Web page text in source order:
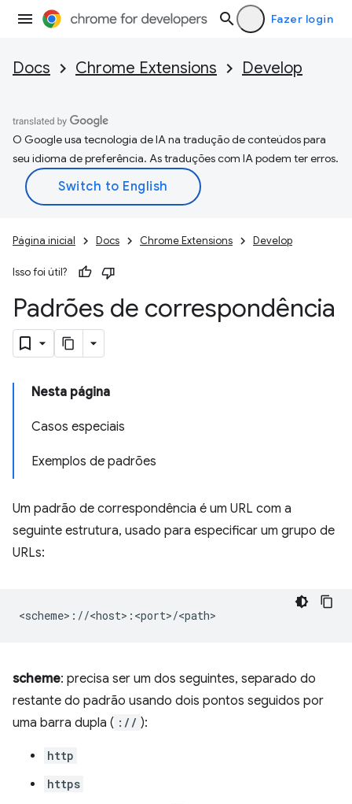
Fazer login
Docs Chrome Extensions Develop
O Google usa tecnologia de IA na tradução de conteúdos para
seu idioma de preferência. As traduções com IA podem ter erros.
Página inicial Docs Chrome Extensions Develop
Isso foi útil?
Padrões de correspondência
Nesta página
Casos especiais
Exemplos de padrões
Um padrão de correspondência é um URL com a
seguinte estrutura, usado para especificar um grupo de
URLs:
scheme: precisa ser um dos seguintes, separado do
restante do padrão usando dois pontos seguidos por
uma barra dupla ( :// ):
http
https